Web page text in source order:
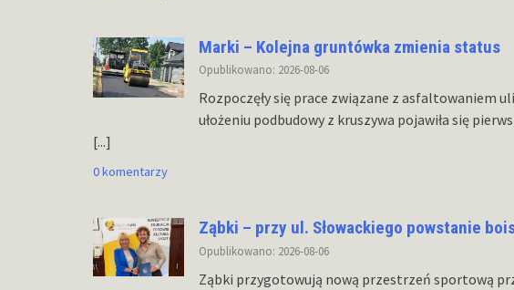
Marki – Kolejna gruntówka zmienia status
Opublikowano: 2026-08-06
Rozpoczęły się prace związane z asfaltowaniem
ułożeniu podbudowy z kruszywa pojawiła się
[...]
0 komentarzy
Ząbki – przy ul. Słowackiego powstanie
Opublikowano: 2026-08-06
Ząbki przygotowują nową przestrzeń sportową